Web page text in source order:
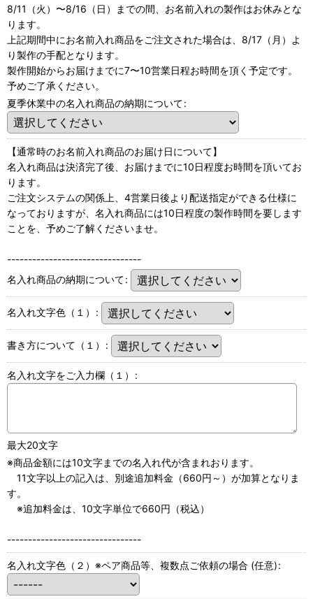
8/11（火）〜8/16（日）までの間、お名前入れの製作はお休みとな
ります。
上記期間中にお名前入れ商品をご注文された場合は、8/17（月）よ
り製作の手配となります。
製作開始からお届けまでに7〜10営業日程お時間を頂く予定です。
予めご了承ください。
夏季休業中の名入れ商品の納期について:
【通常時のお名前入れ商品のお届け日について】
名入れ商品は決済完了後、お届けまでに10日程度お時間を頂いてお
ります。
ご注文システムの関係上、4営業日後より配送指定ができる仕様に
なっておりますが、名入れ商品には10日程度の製作時間を要します
ことを、予めご了解くださいませ。
--------------------------------
名入れ商品の納期について:
名入れ文字色（１） :
書き方について（１） :
名入れ文字をご入力欄（１） :
最大20文字
※商品金額には10文字までの名入れ代が含まれおります。
11文字以上の記入は、別途追加料金（660円～）が加算となりま
す。
※追加料金は、10文字単位で660円（税込）
--------------------------------
名入れ文字色（２）※ペア商品等、複数点ご依頼の場合 (任意):